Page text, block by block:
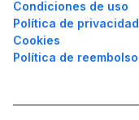
Condiciones de uso
Política de privacidad
Cookies
Política de reembolso